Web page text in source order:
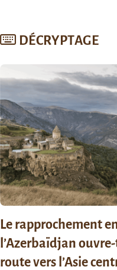
DÉCRYPTAGE
Le rapprochement
l’Azerbaïdjan
route vers l’Asie